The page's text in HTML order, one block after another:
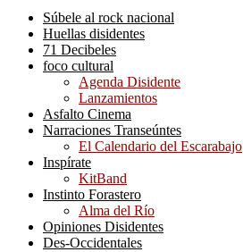
Súbele al rock nacional
Huellas disidentes
71 Decibeles
foco cultural
Agenda Disidente
Lanzamientos
Asfalto Cinema
Narraciones Transeúntes
El Calendario del Escarabajo
Inspírate
KitBand
Instinto Forastero
Alma del Río
Opiniones Disidentes
Des-Occidentales